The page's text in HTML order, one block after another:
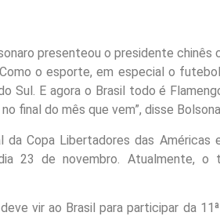
presenteou o presidente chinês
o esporte, em especial o
Sul. E agora o Brasil todo é
final do mês que vem”, disse
da Copa Libertadores das
23 de novembro. Atualmente,
vir ao Brasil para participar da